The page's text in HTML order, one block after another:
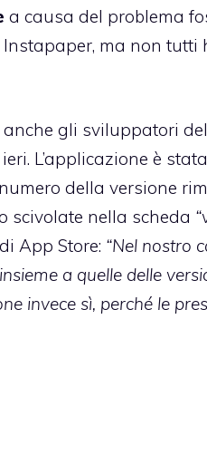
a causa del problema
ma non tutti
gli sviluppatori
L’applicazione è
della versione
scivolate nella scheda
App Store: “Nel nostro
a quelle delle
invece sì, perché le